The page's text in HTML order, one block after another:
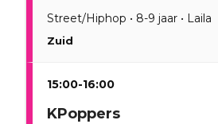
Street/Hiphop • 8-9 jaar • Laila
Zuid
15:00-16:00
KPoppers